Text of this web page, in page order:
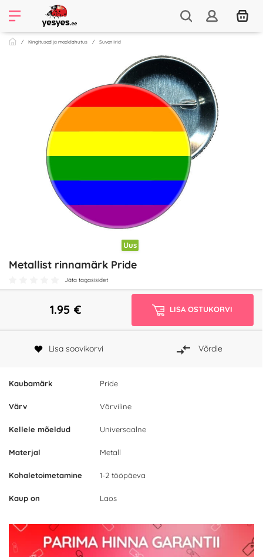
Kingitused ja meelelahutus Suveniirid
Uus
Metallist rinnamärk Pride
Jäta tagasisidet
Kaubamärk Pride
Värv Värviline
Kellele mõeldud Universaalne
Materjal Metall
Kohaletoimetamine 1-2 tööpäeva
Kaup on Laos
1.95 € LISA OSTUKORVI
Lisa soovikorvi Võrdle